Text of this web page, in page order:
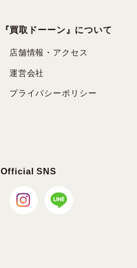
『買取ドーーン』について
店舗情報・アクセス
運営会社
プライバシーポリシー
Official SNS